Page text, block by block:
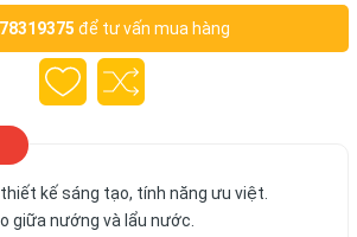
để tư vấn mua hàng
kế sáng tạo, tính năng ưu việt.
giữa nướng và lẩu nước.